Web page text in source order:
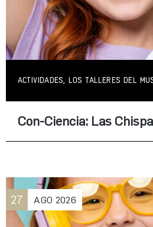
ACTIVIDADES, LOS TALLERES DEL
Con-Ciencia: Las
27 AGO 2026